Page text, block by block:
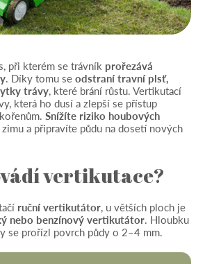
při kterém se trávník prořezává
. Díky tomu seodstraní travní plsť,
trávy, které brání růstu. Vertikutací
která ho dusí a zlepší se přístup
Snížíte riziko houbových
a připravíte půdu na dosetí nových
vertikutace?
ruční vertikutátor, u větších ploch je
nebo benzínový vertikutátor. Hloubku
se prořízl povrch půdy o 2–4 mm.